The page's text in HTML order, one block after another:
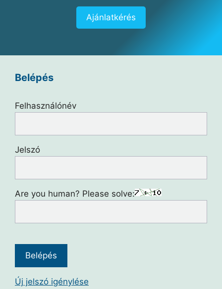
Ajánlatkérés
Belépés
Felhasználónév
Jelszó
Are you human? Please solve:
Új jelszó igénylése